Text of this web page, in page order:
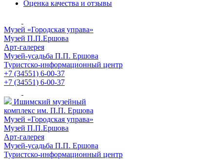
Оценка качества и отзывы
Музей «Городская управа»
Музей П.П.Ершова
Арт-галерея
Музей-усадьба П.П. Ершова
Туристско-информационный центр
+7 (34551) 6-00-37
+7 (34551) 6-00-37
Ишимский музейный
комплекс им. П.П. Ершова
Музей «Городская управа»
Музей П.П.Ершова
Арт-галерея
Музей-усадьба П.П. Ершова
Туристско-информационный центр